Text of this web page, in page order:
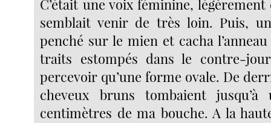
C’était une voix féminine,
semblait venir de très loin. Puis,
penché sur le mien et cacha
traits estompés dans le contre-
percevoir qu’une forme ovale. De
cheveux bruns tombaient
centimètres de ma bouche. A la